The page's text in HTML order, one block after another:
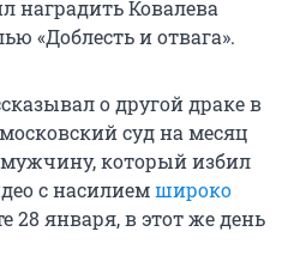
наградить Ковалева
«Доблесть и отвага».
о другой драке в
суд на месяц
мужчину, который избил
с насилиемшироко
28 января, в этот же день